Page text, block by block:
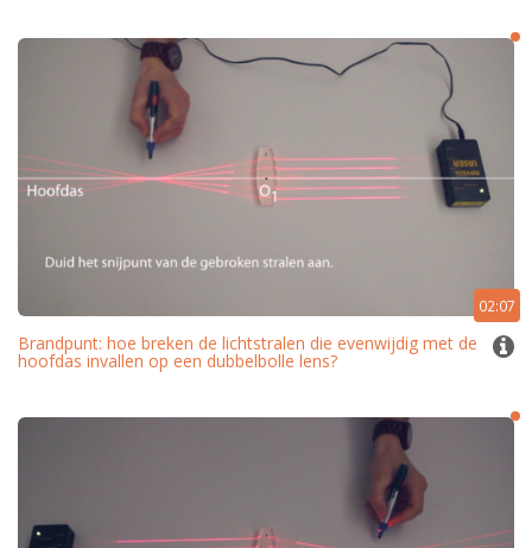
02:07
Brandpunt: hoe breken de lichtstralen die evenwijdig met de
hoofdas invallen op een dubbelbolle lens?